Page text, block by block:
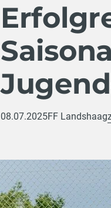
08.07.2025FF Landshaag